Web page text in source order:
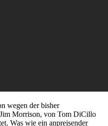
wegen der bisher
Morrison, von Tom DiCillo
Was wie ein anpreisender